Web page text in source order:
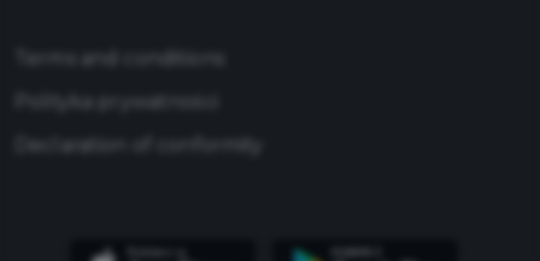
Terms and conditions
Polityka prywatności
Declaration of conformity